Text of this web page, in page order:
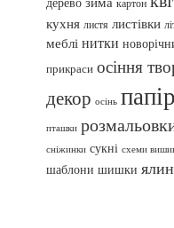
картон
кухня листя листівки
меблі нитки
прикраси осіння
декор осінь папір
пташки
сніжинки сукні схеми
шаблони шишки